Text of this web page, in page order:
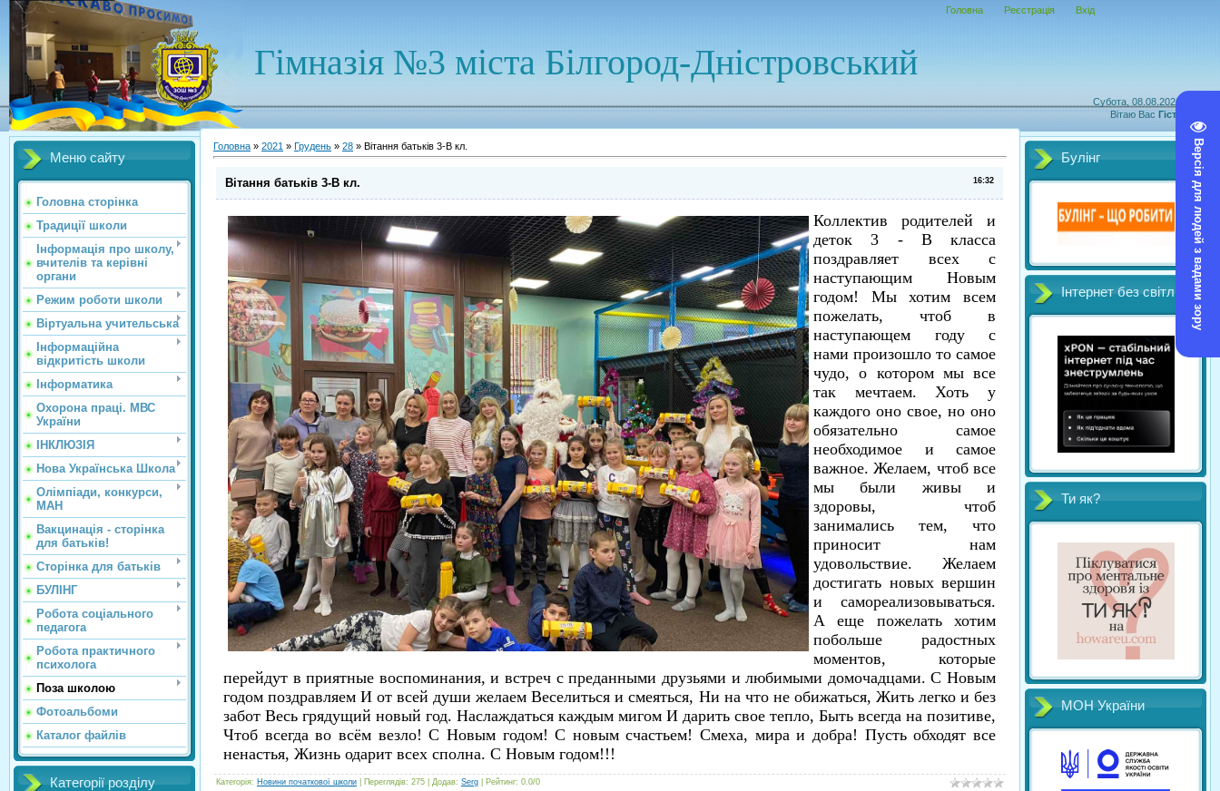
Версія для людей з вадами зору
Субота, 08.08.2026, 14:32
Вітаю Вас Гість
Гімназія №3 міста Білгород-Дністровський
Головна Реєстрація Вхід
Меню сайту
Головна сторінка
Традиції школи
Інформація про школу,
вчителів та керівні
органи
Режим роботи школи
Віртуальна учительська
Інформаційна
відкритість школи
Інформатика
Охорона праці. МВС
України
ІНКЛЮЗІЯ
Нова Українська Школа
Олімпіади, конкурси,
МАН
Вакцинація - сторінка
для батьків!
Сторінка для батьків
БУЛІНГ
Робота соціального
педагога
Робота практичного
психолога
Поза школою
Фотоальбоми
Каталог файлів
Категорії розділу
Головна » 2021 » Грудень » 28 » Вітання батьків 3-В кл.
16:32
Вітання батьків 3-В кл.
Коллектив родителей и
деток 3 - В класса
поздравляет всех с
наступающим Новым
годом! Мы хотим всем
пожелать, чтоб в
наступающем году с
нами произошло то самое
чудо, о котором мы все
так мечтаем. Хоть у
каждого оно свое, но оно
обязательно самое
необходимое и самое
важное. Желаем, чтоб все
мы были живы и
здоровы, чтоб
занимались тем, что
приносит нам
удовольствие. Желаем
достигать новых вершин
и самореализовываться.
А еще пожелать хотим
побольше радостных
моментов, которые
перейдут в приятные воспоминания, и встреч с преданными друзьями и любимыми домочадцами. С Новым
годом поздравляем И от всей души желаем Веселиться и смеяться, Ни на что не обижаться, Жить легко и без
забот Весь грядущий новый год. Наслаждаться каждым мигом И дарить свое тепло, Быть всегда на позитиве,
Чтоб всегда во всём везло! С Новым годом! С новым счастьем! Смеха, мира и добра! Пусть обходят все
ненастья, Жизнь одарит всех сполна. С Новым годом!!!
Категорія: Новини початкової школи Переглядів: 275 | Додав: Serg Рейтинг: 0.0/0
Булінг
Інтернет без світл
Ти як?
МОН України